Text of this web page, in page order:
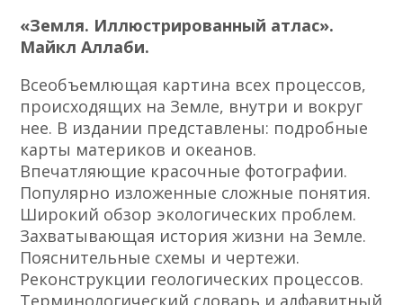
«Земля. Иллюстрированный атлас».
Майкл Аллаби.
Всеобъемлющая картина всех процессов,
происходящих на Земле, внутри и вокруг
нее. В издании представлены: подробные
карты материков и океанов.
Впечатляющие красочные фотографии.
Популярно изложенные сложные понятия.
Широкий обзор экологических проблем.
Захватывающая история жизни на Земле.
Пояснительные схемы и чертежи.
Реконструкции геологических процессов.
Терминологический словарь и алфавитный